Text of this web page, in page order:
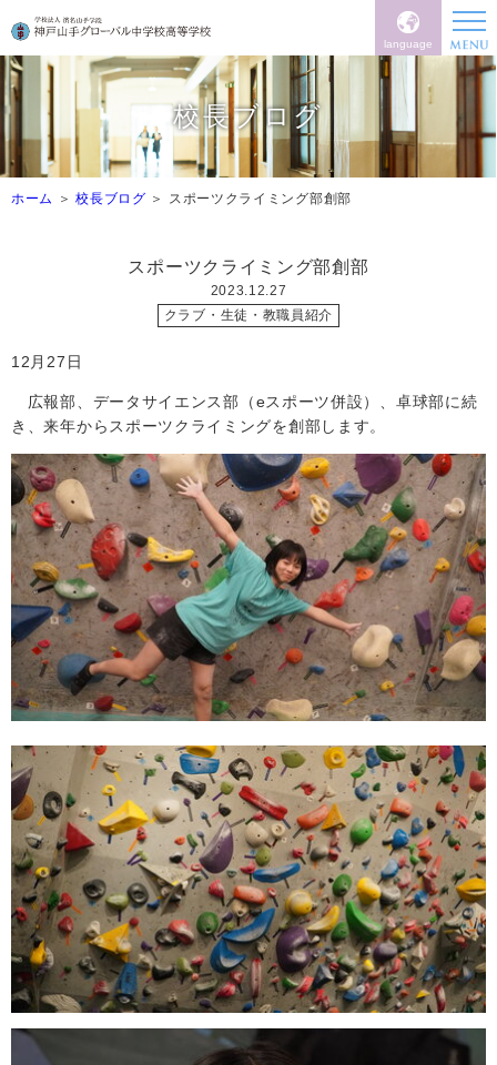
language
校長ブログ
ホーム 校長ブログ スポーツクライミング部創部
スポーツクライミング部創部
2023.12.27
クラブ・生徒・教職員紹介
12月27日
広報部、データサイエンス部（eスポーツ併設）、卓球部に続
き、来年からスポーツクライミングを創部します。